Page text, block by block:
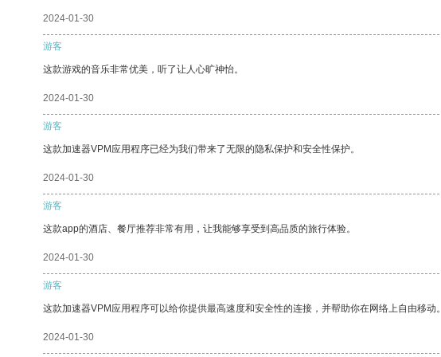
2024-01-30
游客
这款游戏的音乐非常优美，听了让人心旷神怡。
2024-01-30
游客
这款加速器VPM应用程序已经为我们带来了无限的隐私保护和安全性保护。
2024-01-30
游客
这款app的酒店、餐厅推荐非常有用，让我能够享受到高品质的旅行体验。
2024-01-30
游客
这款加速器VPM应用程序可以给你提供最高速度和安全性的连接，并帮助你在网络上自由移动。
2024-01-30